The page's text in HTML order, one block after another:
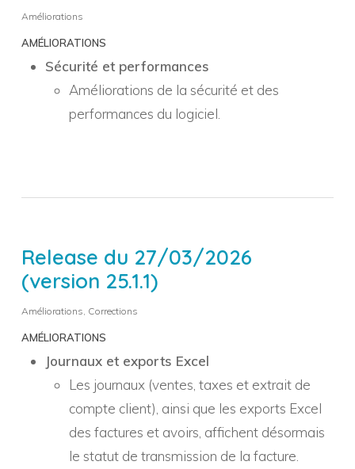
Améliorations
AMÉLIORATIONS
Sécurité et performances
Améliorations de la sécurité et des
performances du logiciel.
Release du 27/03/2026
(version 25.1.1)
Améliorations, Corrections
AMÉLIORATIONS
Journaux et exports Excel
Les journaux (ventes, taxes et extrait de
compte client), ainsi que les exports Excel
des factures et avoirs, affichent désormais
le statut de transmission de la facture.